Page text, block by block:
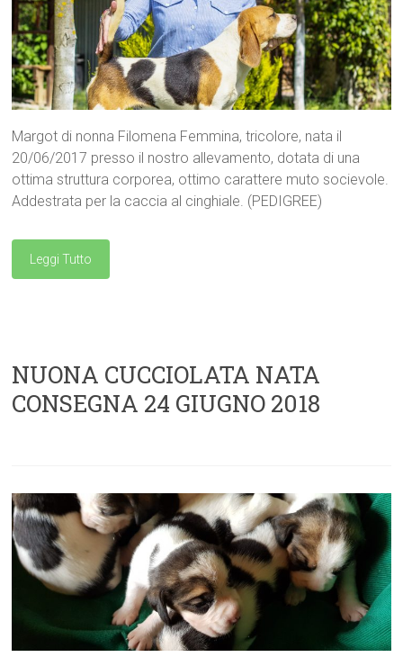
Margot di nonna Filomena Femmina, tricolore, nata il
20/06/2017 presso il nostro allevamento, dotata di una
ottima struttura corporea, ottimo carattere muto socievole.
Addestrata per la caccia al cinghiale. (PEDIGREE)
Leggi Tutto
NUONA CUCCIOLATA NATA
CONSEGNA 24 GIUGNO 2018